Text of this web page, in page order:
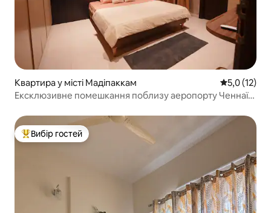
Квартира у місті Мадіпаккам Середня
5,0 (12)
Ексклюзивне помешкання поблизу аеропорту Ченнаї
Топ вибір гостей
Вибір гостей